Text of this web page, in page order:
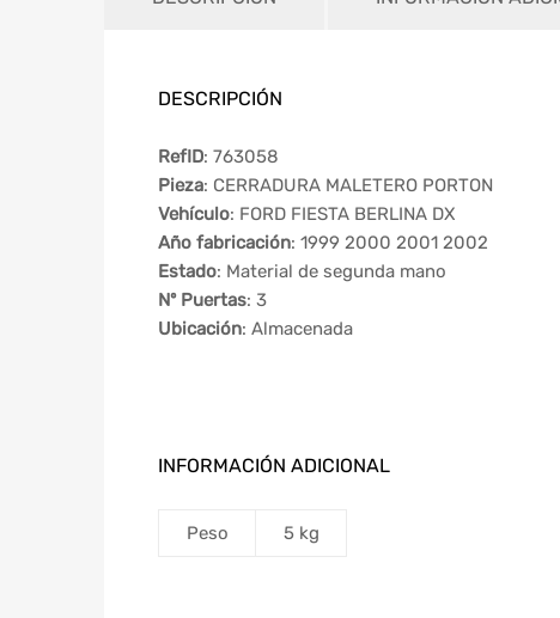
DESCRIPCIÓN
RefID: 763058
Pieza: CERRADURA MALETERO PORTON
Vehículo: FORD FIESTA BERLINA DX
Año fabricación: 1999 2000 2001 2002
Estado: Material de segunda mano
Nº Puertas: 3
Ubicación: Almacenada
INFORMACIÓN ADICIONAL
Peso 5 kg